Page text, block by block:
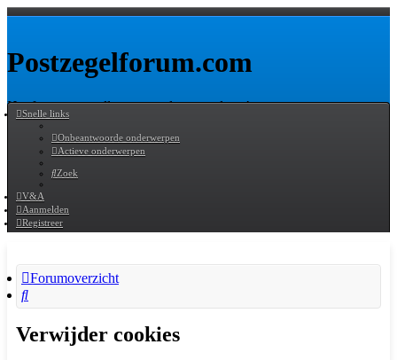
Postzegelforum.com
Het forum voor alle postzegelverzamelaars!
Doorgaan naar inhoud
Snelle links
Onbeantwoorde onderwerpen
Actieve onderwerpen
Zoek
V&A
Aanmelden
Registreer
Forumoverzicht
Zoek
Verwijder cookies